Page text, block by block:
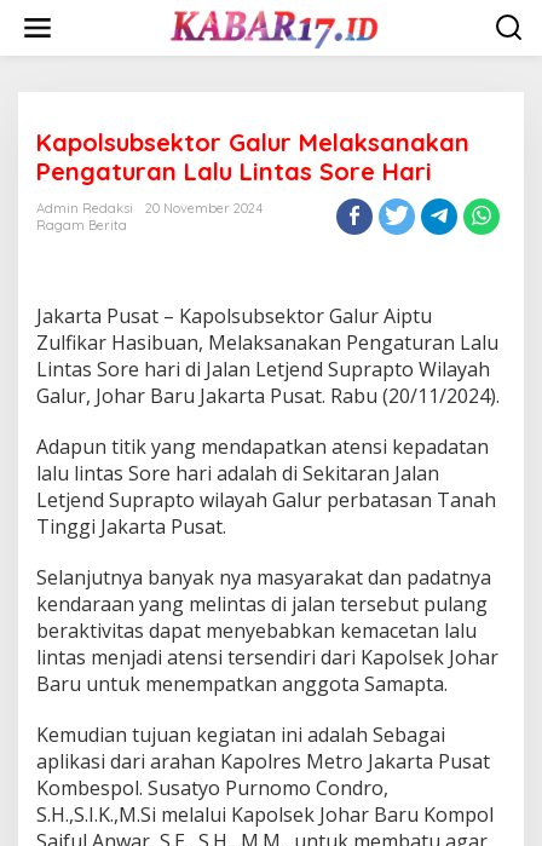
content
Kapolsubsektor Galur Melaksanakan
Pengaturan Lalu Lintas Sore Hari
Admin Redaksi
20 November 2024
Ragam Berita
Jakarta Pusat – Kapolsubsektor Galur Aiptu
Zulfikar Hasibuan, Melaksanakan Pengaturan Lalu
Lintas Sore hari di Jalan Letjend Suprapto Wilayah
Galur, Johar Baru Jakarta Pusat. Rabu (20/11/2024).
Adapun titik yang mendapatkan atensi kepadatan
lalu lintas Sore hari adalah di Sekitaran Jalan
Letjend Suprapto wilayah Galur perbatasan Tanah
Tinggi Jakarta Pusat.
Selanjutnya banyak nya masyarakat dan padatnya
kendaraan yang melintas di jalan tersebut pulang
beraktivitas dapat menyebabkan kemacetan lalu
lintas menjadi atensi tersendiri dari Kapolsek Johar
Baru untuk menempatkan anggota Samapta.
Kemudian tujuan kegiatan ini adalah Sebagai
aplikasi dari arahan Kapolres Metro Jakarta Pusat
Kombespol. Susatyo Purnomo Condro,
S.H.,S.I.K.,M.Si melalui Kapolsek Johar Baru Kompol